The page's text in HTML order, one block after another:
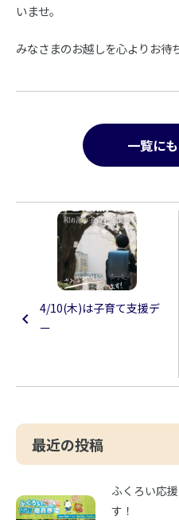
いませ。
みなさまのお越しを心よりお待
一覧に
4/10(木)は子育て支援デ
ー
最近の投稿
ふくろい応
す！